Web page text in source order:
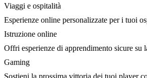
Viaggi e ospitalità
Esperienze online personalizzate per i tuoi
Istruzione online
Offri esperienze di apprendimento sicure su
Gaming
Sostieni la prossima vittoria dei tuoi player